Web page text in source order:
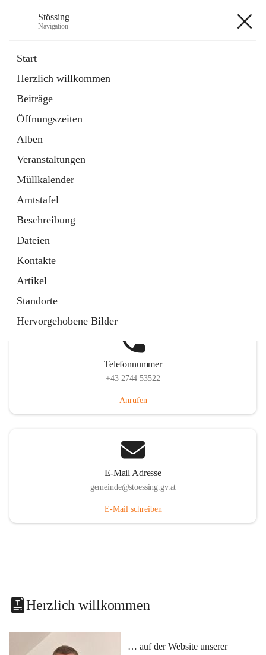
Stössing
Navigation
Start
Herzlich willkommen
Beiträge
Öffnungszeiten
Alben
Veranstaltungen
Müllkalender
Amtstafel
Beschreibung
Dateien
Kontakte
Artikel
Standorte
Hervorgehobene Bilder
Datei
in
Tab
Kindergarten
öffnet
in
neuem
Tab
Telefonnummer
+43 2744 53522
Anrufen
E-Mail Adresse
gemeinde@stoessing.gv.at
E-Mail schreiben
Herzlich willkommen
… auf der Website unserer